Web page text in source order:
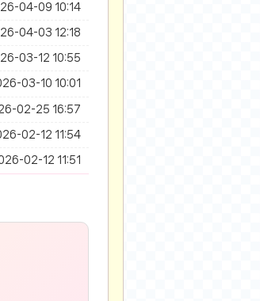
04-09 10:14
04-03 12:18
03-12 10:55
03-10 10:01
02-25 16:57
02-12 11:54
02-12 11:51